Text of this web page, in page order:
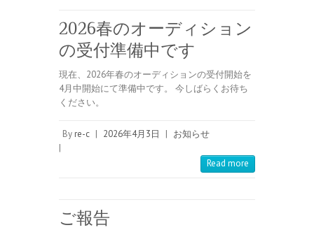
2026春のオーディション
の受付準備中です
現在、2026年春のオーディションの受付開始を
4月中開始にて準備中です。 今しばらくお待ち
ください。
By re-c | 2026年4月3日 | お知らせ
|
Read more
ご報告